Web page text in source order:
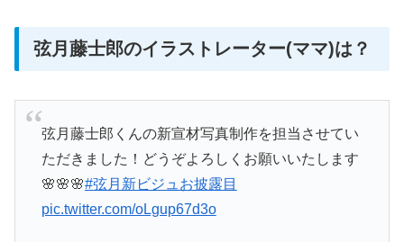
弦月藤士郎のイラストレーター(ママ)は？
弦月藤士郎くんの新宣材写真制作を担当させてい
ただきました！どうぞよろしくお願いいたします
🌸🌸🌸#弦月新ビジュお披露目
pic.twitter.com/oLgup67d3o